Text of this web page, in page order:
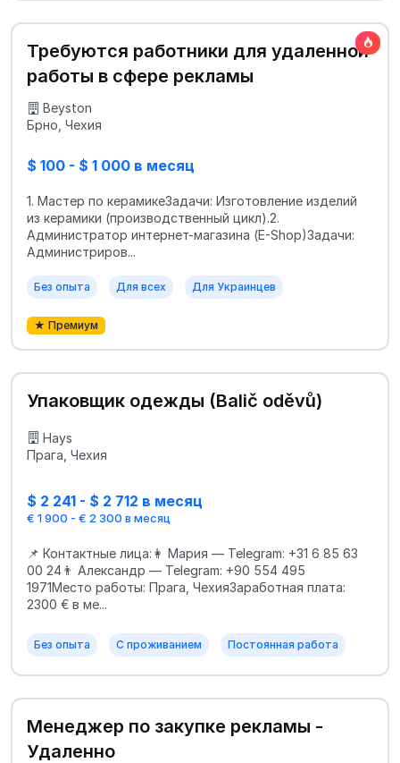
Требуются работники для удаленной
работы в сфере рекламы
Beyston
Брно, Чехия
$ 100 - $ 1 000 в месяц
1. Мастер по керамикеЗадачи: Изготовление изделий
из керамики (производственный цикл).2.
Администратор интернет-магазина (E-Shop)Задачи:
Администриров...
Без опыта Для всех Для Украинцев
★ Премиум
Упаковщик одежды (Balič oděvů)
Hays
Прага, Чехия
$ 2 241 - $ 2 712 в месяц
€ 1 900 - € 2 300 в месяц
📌 Контактные лица:👩 Мария — Telegram: +31 6 85 63
00 24👨 Александр — Telegram: +90 554 495
1971Место работы: Прага, ЧехияЗаработная плата:
2300 € в ме...
Без опыта С проживанием Постоянная работа
Менеджер по закупке рекламы -
Удаленно